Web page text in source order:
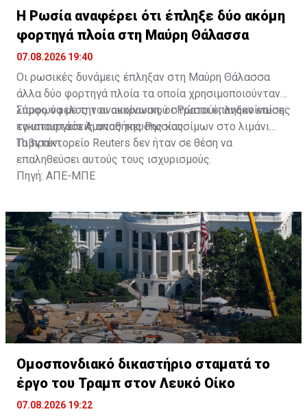
Η Ρωσία αναφέρει ότι έπληξε δύο ακόμη
φορτηγά πλοία στη Μαύρη Θάλασσα
07.08.2026 19:40
Οι ρωσικές δυνάμεις έπληξαν στη Μαύρη Θάλασσα
άλλα δύο φορτηγά πλοία τα οποία χρησιμοποιούνταν
«προς όφελος του ουκρανικού στρατού», ανακοίνωσε
το υπουργείο Άμυνας της Ρωσίας.
Σύμφωνα με την ανακοίνωση, οι Ρώσοι έπληξαν επίσης
εγκαταστάσεις αποθήκευσης καυσίμων στο λιμάνι
Πιβντένι.
Το πρακτορείο Reuters δεν ήταν σε θέση να
επαληθεύσει αυτούς τους ισχυρισμούς.
Πηγή: ΑΠΕ-ΜΠΕ
Ομοσπονδιακό δικαστήριο σταματά το
έργο του Τραμπ στον Λευκό Οίκο
07.08.2026 19:22